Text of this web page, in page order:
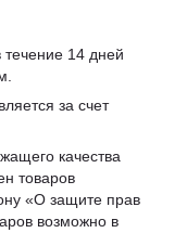
14 дней
за счет
качества
товаров
«О защите прав
возможно в